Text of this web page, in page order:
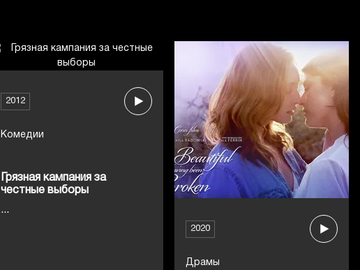
2012
Комедии
Грязная кампания за
честные выборы
...
2020
Драмы